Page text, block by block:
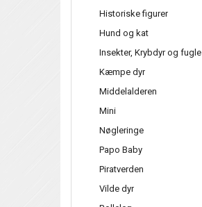
Historiske figurer
Hund og kat
Insekter, Krybdyr og fugle
Kæmpe dyr
Middelalderen
Mini
Nøgleringe
Papo Baby
Piratverden
Vilde dyr